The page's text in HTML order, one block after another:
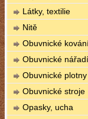
Látky, textilie
Nitě
Obuvnické
Obuvnické nářadí
Obuvnické plotny
Obuvnické stroje
Opasky, ucha